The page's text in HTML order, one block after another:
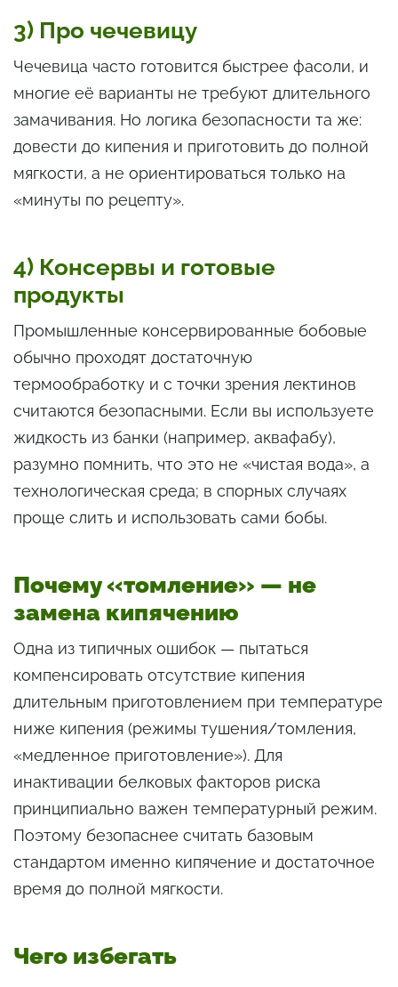
3) Про чечевицу
Чечевица часто готовится быстрее фасоли, и
многие её варианты не требуют длительного
замачивания. Но логика безопасности та же:
довести до кипения и приготовить до полной
мягкости, а не ориентироваться только на
«минуты по рецепту».
4) Консервы и готовые
продукты
Промышленные консервированные бобовые
обычно проходят достаточную
термообработку и с точки зрения лектинов
считаются безопасными. Если вы используете
жидкость из банки (например, аквафабу),
разумно помнить, что это не «чистая вода», а
технологическая среда; в спорных случаях
проще слить и использовать сами бобы.
Почему «томление» — не
замена кипячению
Одна из типичных ошибок — пытаться
компенсировать отсутствие кипения
длительным приготовлением при температуре
ниже кипения (режимы тушения/томления,
«медленное приготовление»). Для
инактивации белковых факторов риска
принципиально важен температурный режим.
Поэтому безопаснее считать базовым
стандартом именно кипячение и достаточное
время до полной мягкости.
Чего избегать